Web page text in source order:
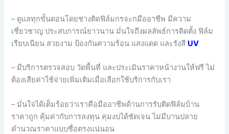
– ดูแลทุกขั้นตอนโดยช่างติดฟิล์มกรจะกมืออาชีพ มีความ
เชี่ยวชาญ ประสบการณ์ยาวนาน มั่นใจถึงผลลัพธ์การติดตั้ง ฟิล์ม
เรียบเนียน สวยงาม ป้องกันความร้อน แสงแดด และรังสี UV
– มีบริการตรวจสอบ วัดพื้นที่ และประเมินราคาหน้างานให้ฟรี ไม่
ต้องเสียค่าใช้จ่ายเพิ่มเติมเมื่อเลือกใช้บริการกับเรา
– มั่นใจได้เต็มร้อยว่าเราคือมืออาชีพด้านการรับติดฟิล์มบ้าน
ราคาถูก คุ้มค่ากับการลงทุน คุมงบได้ชัดเจน ไม่มีบานปลาย
คำนวณราคาแบบซื่อตรงแน่นอน